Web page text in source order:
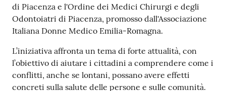
Costruiamo
Salute
di Piacenza e l'Ordine dei Medici Chirurgi e degli
Odontoiatri di Piacenza, promosso dall'Associazione
Italiana Donne Medico Emilia-Romagna.
L’iniziativa affronta un tema di forte attualità, con
l’obiettivo di aiutare i cittadini a comprendere come i
conflitti, anche se lontani, possano avere effetti
concreti sulla salute delle persone e sulle comunità.